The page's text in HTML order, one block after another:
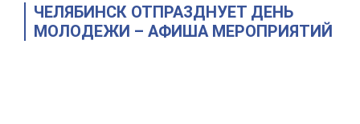
ЧЕЛЯБИНСК ОТПРАЗДНУЕТ ДЕНЬ
МОЛОДЕЖИ – АФИША МЕРОПРИЯТИЙ